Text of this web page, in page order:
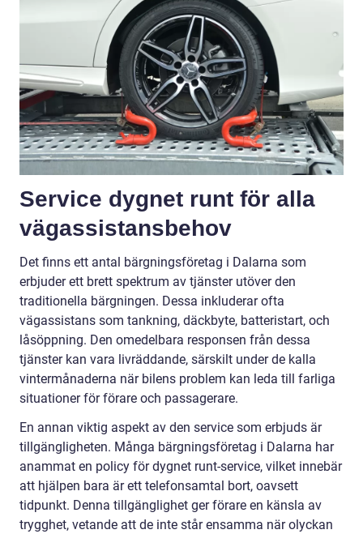
Service dygnet runt för alla
vägassistansbehov
Det finns ett antal bärgningsföretag i Dalarna som
erbjuder ett brett spektrum av tjänster utöver den
traditionella bärgningen. Dessa inkluderar ofta
vägassistans som tankning, däckbyte, batteristart, och
låsöppning. Den omedelbara responsen från dessa
tjänster kan vara livräddande, särskilt under de kalla
vintermånaderna när bilens problem kan leda till farliga
situationer för förare och passagerare.
En annan viktig aspekt av den service som erbjuds är
tillgängligheten. Många bärgningsföretag i Dalarna har
anammat en policy för dygnet runt-service, vilket innebär
att hjälpen bara är ett telefonsamtal bort, oavsett
tidpunkt. Denna tillgänglighet ger förare en känsla av
trygghet, vetande att de inte står ensamma när olyckan